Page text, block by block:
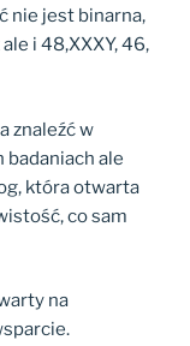
nie jest binarna,
i 48,XXXY, 46,
znaleźć w
badaniach ale
która otwarta
co sam
na